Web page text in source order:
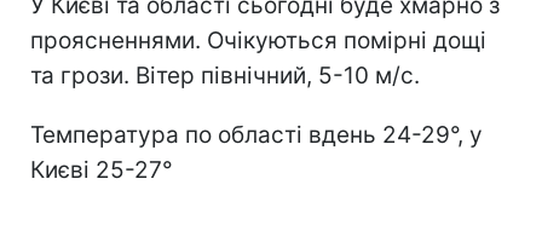
У Києві та області сьогодні буде хмарно з
проясненнями. Очікуються помірні дощі
та грози. Вітер північний, 5-10 м/с.
Температура по області вдень 24-29°, у
Києві 25-27°